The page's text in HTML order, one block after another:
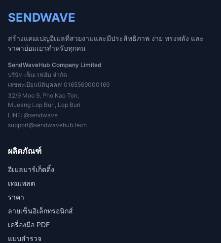
SENDWAVE
สร้างแคมเปญอีเมลที่สวยงามและมีประสิทธิภาพ ง่าย ทรงพลัง และ
ราคาย่อมเยาสำหรับทุกคน
SendWaveHub Company Limited
บริษัท เซ็นเวฟฮับ จำกัด
เลขทะเบียนนิติบุคคล: 0165569000169
32/9 Moo 9, Pho Kao Ton,
Mueang Lop Buri, Lop Buri
LINE: @sendwave
support@sendwavehub.tech
ผลิตภัณฑ์
อีเมลมาร์เก็ตติ้ง
เทมเพลต
ราคา
ลายเซ็นอิเล็กทรอนิกส์
เครื่องมือ PDF
แบบสำรวจ